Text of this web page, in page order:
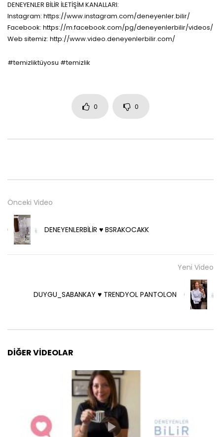
DENEYENLER BİLİR İLETİŞİM KANALLARI:
Instagram: https://www.instagram.com/deneyenler.bilir/
Facebook: https://m.facebook.com/pg/deneyenlerbilir/videos/
Web sitemiz: http://www.video.deneyenlerbilir.com/
#temizliktüyosu #temizlik
0 0
Önceki Video
DENEYENLERBİLİR ♥️ BSRAKOCAKK
Yeni Video
DUYGU_SABANKAY ♥️ TRENDYOL PANTOLON
DIĞER VIDEOLAR